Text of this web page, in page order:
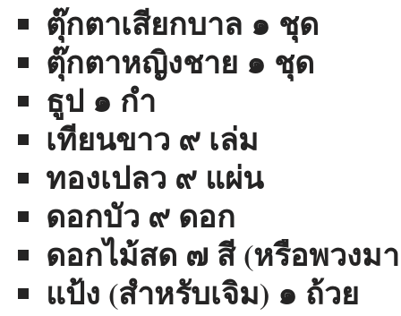
ตุ๊กตาเสียกบาล ๑ ชุด
ตุ๊กตาหญิงชาย ๑ ชุด
ธูป ๑ กำ
เทียนขาว ๙ เล่ม
ทองเปลว ๙ แผ่น
ดอกบัว ๙ ดอก
ดอกไม้สด ๗ สี (หรือพวงม
แป้ง (สำหรับเจิม) ๑ ถ้วย